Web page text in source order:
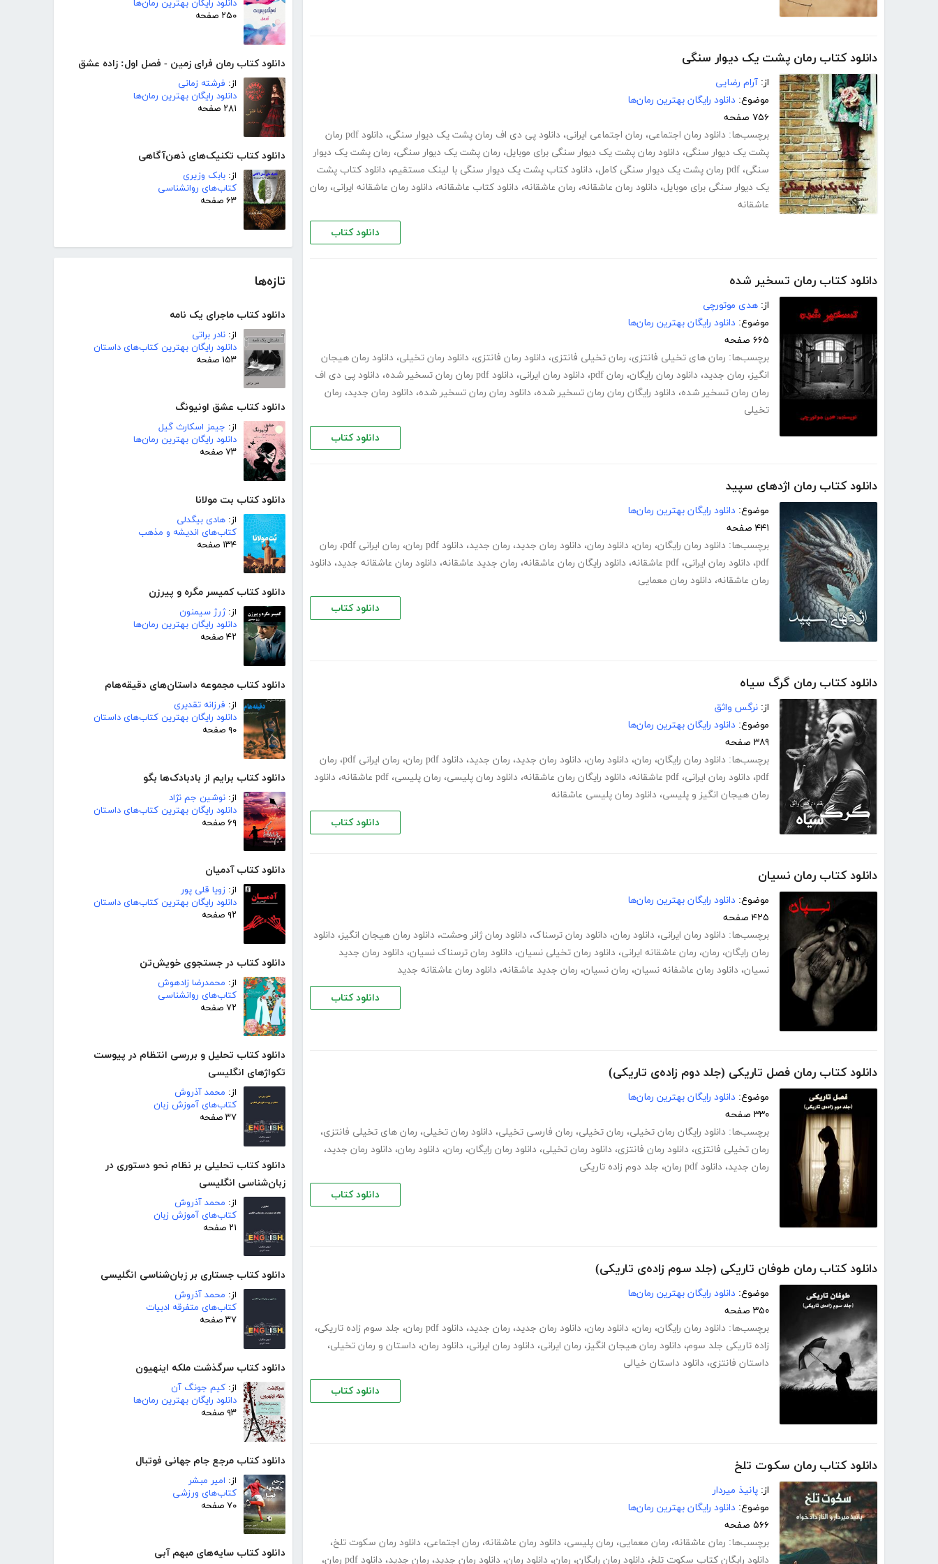
دانلود رایگان بهترین رمان‌ها
۲۵۰ صفحه
دانلود کتاب رمان فرای زمین - فصل اول: زاده عشق
از: فرشته زمانی
دانلود رایگان بهترین رمان‌ها
۲۸۱ صفحه
دانلود کتاب تکنیک‌های ذهن‌آگاهی
از: بابک وزیری
کتاب‌های روانشناسی
۶۳ صفحه
تازه‌ها
دانلود کتاب ماجرای یک نامه
از: نادر براتی
دانلود رایگان بهترین کتاب‌های داستان
۱۵۳ صفحه
دانلود کتاب عشق اونیونگ
از: جیمز اسکارث گیل
دانلود رایگان بهترین رمان‌ها
۷۳ صفحه
دانلود کتاب بت مولانا
از: هادی بیگدلی
کتاب‌های اندیشه و مذهب
۱۳۴ صفحه
دانلود کتاب کمیسر مگره و پیرزن
از:ژرژ سیمنون
دانلود رایگان بهترین رمان‌ها
۴۲ صفحه
دانلود کتاب مجموعه داستان‌های دقیقه‌هام
از: فرزانه تقدیری
دانلود رایگان بهترین کتاب‌های داستان
۹۰ صفحه
دانلود کتاب برایم از بادبادک‌ها بگو
از: نوشین جم نژاد
دانلود رایگان بهترین کتاب‌های داستان
۶۹ صفحه
دانلود کتاب آدمیان
از: زویا قلی پور
دانلود رایگان بهترین کتاب‌های داستان
۹۲ صفحه
دانلود کتاب در جستجوی خویش‌تن
از: محمدرضا زادهوش
کتاب‌های روانشناسی
۷۲ صفحه
دانلود کتاب تحلیل و بررسی انتظام در پیوست
تکواژهای انگلیسی
از: محمد آذروش
کتاب‌های آموزش زبان
۳۷ صفحه
دانلود کتاب تحلیلی بر نظام نحو دستوری در
زبان‌شناسی انگلیسی
از: محمد آذروش
کتاب‌های آموزش زبان
۲۱ صفحه
دانلود کتاب جستاری بر زبان‌شناسی انگلیسی
از: محمد آذروش
کتاب‌های متفرقه ادبیات
۳۷ صفحه
دانلود کتاب سرگذشت ملکه اینهیون
از: کیم جونگ آن
دانلود رایگان بهترین رمان‌ها
۹۳ صفحه
دانلود کتاب مرجع جام جهانی فوتبال
از: امیر مبشر
کتاب‌های ورزشی
۷۰ صفحه
دانلود کتاب سایه‌های مبهم آبی
دانلود کتاب رمان پشت یک دیوار سنگی
از: آرام رضایی
موضوع: دانلود رایگان بهترین رمان‌ها
۷۵۶ صفحه
برچسب‌ها: دانلود رمان اجتماعی، رمان اجتماعی ایرانی، دانلود پی دی اف رمان پشت یک دیوار سنگی،
دانلود pdf رمان
پشت یک دیوار سنگی، دانلود رمان پشت یک دیوار سنگی برای موبایل، رمان پشت یک دیوار سنگی، رمان پشت یک دیوار
سنگی، pdf رمان پشت یک دیوار سنگی کامل ، دانلود کتاب پشت یک دیوار سنگی با لینک مستقیم، دانلود کتاب پشت
یک دیوار سنگی برای موبایل، دانلود رمان عاشقانه، رمان عاشقانه، دانلود کتاب عاشقانه، دانلود رمان عاشقانه ایرانی، رمان
عاشقانه
دانلود کتاب
دانلود کتاب رمان تسخیر شده
از: هدی موتورچی
موضوع: دانلود رایگان بهترین رمان‌ها
۶۶۵ صفحه
برچسب‌ها: رمان های تخیلی فانتزی، رمان تخیلی فانتزی، دانلود رمان فانتزی، دانلود رمان تخیلی، دانلود رمان هیجان
انگیز، رمان جدید، دانلود رمان رایگان، رمان pdf ، دانلود رمان ایرانی، دانلود pdf رمان رمان تسخیر شده ، دانلود پی دی اف
رمان رمان تسخیر شده، دانلود رایگان رمان رمان تسخیر شده، دانلود رمان رمان تسخیر شده، دانلود رمان جدید، رمان
تخیلی
دانلود کتاب
دانلود کتاب رمان اژدهای سپید
موضوع: دانلود رایگان بهترین رمان‌ها
۴۴۱ صفحه
برچسب‌ها: دانلود رمان رایگان، رمان، دانلود رمان، دانلود رمان جدید، رمان جدید، دانلود pdf رمان ، رمان ایرانی pdf ، رمان
pdf، دانلود رمان ایرانی، pdf عاشقانه ، دانلود رایگان رمان عاشقانه، رمان جدید عاشقانه، دانلود رمان عاشقانه جدید، دانلود
رمان عاشقانه، دانلود رمان معمایی
دانلود کتاب
دانلود کتاب رمان گرگ سیاه
از: نرگس واثق
موضوع: دانلود رایگان بهترین رمان‌ها
۳۸۹ صفحه
برچسب‌ها: دانلود رمان رایگان، رمان، دانلود رمان، دانلود رمان جدید، رمان جدید، دانلود pdf رمان ، رمان ایرانی pdf ، رمان
pdf، دانلود رمان ایرانی، pdf عاشقانه ، دانلود رایگان رمان عاشقانه، دانلود رمان پلیسی، رمان پلیسی، pdf عاشقانه ، دانلود
رمان هیجان انگیز و پلیسی، دانلود رمان پلیسی عاشقانه
دانلود کتاب
دانلود کتاب رمان نسیان
موضوع: دانلود رایگان بهترین رمان‌ها
۴۲۵ صفحه
برچسب‌ها: دانلود رمان ایرانی، دانلود رمان، دانلود رمان ترسناک، دانلود رمان ژانر وحشت، دانلود رمان هیجان انگیز، دانلود
رمان رایگان، رمان، رمان عاشقانه ایرانی، دانلود رمان تخیلی نسیان، دانلود رمان ترسناک نسیان، دانلود رمان جدید
نسیان، دانلود رمان عاشفانه نسیان، رمان نسیان، رمان جدید عاشقانه، دانلود رمان عاشقانه جدید
دانلود کتاب
دانلود کتاب رمان فصل تاریکی (جلد دوم زاده‌ی تاریکی)
موضوع: دانلود رایگان بهترین رمان‌ها
۳۳۰ صفحه
برچسب‌ها: دانلود رایگان رمان تخیلی، رمان تخیلی، رمان فارسی تخیلی، دانلود رمان تخیلی، رمان های تخیلی فانتزی،
رمان تخیلی فانتزی، دانلود رمان فانتزی، دانلود رمان تخیلی، دانلود رمان رایگان، رمان، دانلود رمان، دانلود رمان جدید،
رمان جدید، دانلود pdf رمان ، جلد دوم زاده تاریکی
دانلود کتاب
دانلود کتاب رمان طوفان تاریکی (جلد سوم زاده‌ی تاریکی)
موضوع: دانلود رایگان بهترین رمان‌ها
۳۵۰ صفحه
برچسب‌ها: دانلود رمان رایگان، رمان، دانلود رمان، دانلود رمان جدید، رمان جدید، دانلود pdf رمان ، جلد سوم زاده تاریکی،
زاده تاریکی جلد سوم، دانلود رمان هیجان انگیز، رمان ایرانی، دانلود رمان ایرانی، دانلود رمان، داستان و رمان تخیلی،
داستان فانتزی، دانلود داستان خیالی
دانلود کتاب
دانلود کتاب رمان سکوت تلخ
از: پانیذ میردار
موضوع: دانلود رایگان بهترین رمان‌ها
۵۶۶ صفحه
برچسب‌ها: رمان عاشقانه، رمان معمایی، رمان پلیسی، دانلود رمان عاشقانه، رمان اجتماعی، دانلود رمان سکوت تلخ،
دانلود رایگان کتاب سکوت تلخ، دانلود رمان رایگان، رمان، دانلود رمان، دانلود رمان جدید، رمان جدید، دانلود pdf رمان ،